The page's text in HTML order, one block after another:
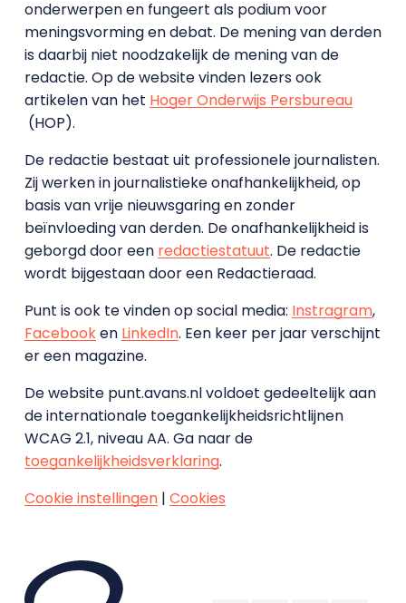
onderwerpen en fungeert als podium voor
meningsvorming en debat. De mening van derden
is daarbij niet noodzakelijk de mening van de
redactie. Op de website vinden lezers ook
artikelen van het Hoger Onderwijs Persbureau
(HOP).
De redactie bestaat uit professionele journalisten.
Zij werken in journalistieke onafhankelijkheid, op
basis van vrije nieuwsgaring en zonder
beïnvloeding van derden. De onafhankelijkheid is
geborgd door een redactiestatuut. De redactie
wordt bijgestaan door een Redactieraad.
Punt is ook te vinden op social media: Instragram,
Facebooken LinkedIn. Een keer per jaar verschijnt
er een magazine.
De website punt.avans.nl voldoet gedeeltelijk aan
de internationale toegankelijkheidsrichtlijnen
WCAG 2.1, niveau AA. Ga naar de
toegankelijkheidsverklaring.
Cookie instellingen| Cookies